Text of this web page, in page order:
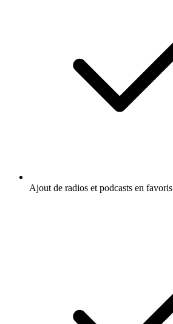
Ajout de radios et podcasts en favoris